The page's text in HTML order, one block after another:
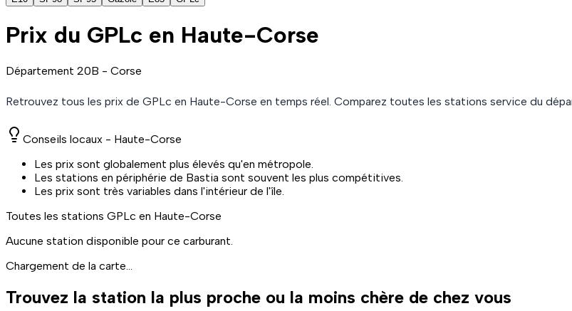
Prix du GPLc en Haute-Corse
Département 20B - Corse
Retrouvez tous les prix de GPLc en Haute-Corse en temps réel. Comparez toutes les stations service du
Conseils locaux - Haute-Corse
Les prix sont globalement plus élevés qu'en métropole.
Les stations en périphérie de Bastia sont souvent les plus compétitives.
Les prix sont très variables dans l'intérieur de l'île.
Toutes les stations GPLc en Haute-Corse
Aucune station disponible pour ce carburant.
Chargement de la carte...
Trouvez la station la plus proche ou la moins chère de chez vous